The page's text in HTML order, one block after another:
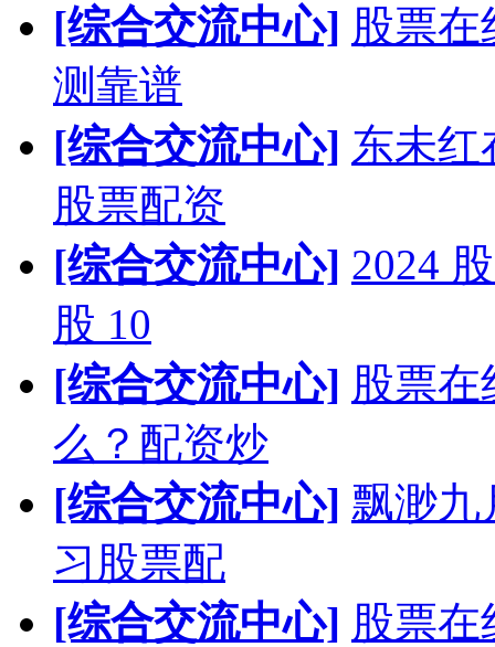
[综合交流中心] 股票在
测靠谱
[综合交流中心] 东未红
股票配资
[综合交流中心] 2024
股 10
[综合交流中心] 股票
么？配资炒
[综合交流中心] 飘渺九
习股票配
[综合交流中心] 股票